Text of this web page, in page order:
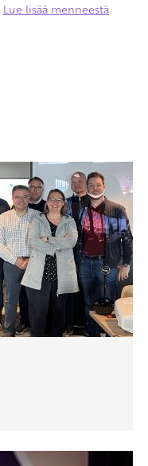
Lue lisää menneestä